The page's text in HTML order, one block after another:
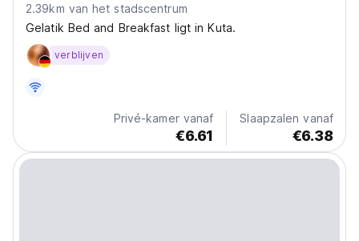
2.39km van het stadscentrum
Gelatik Bed and Breakfast ligt in Kuta.
verblijven
Privé-kamer vanaf
€6.61
Slaapzalen vanaf
€6.38